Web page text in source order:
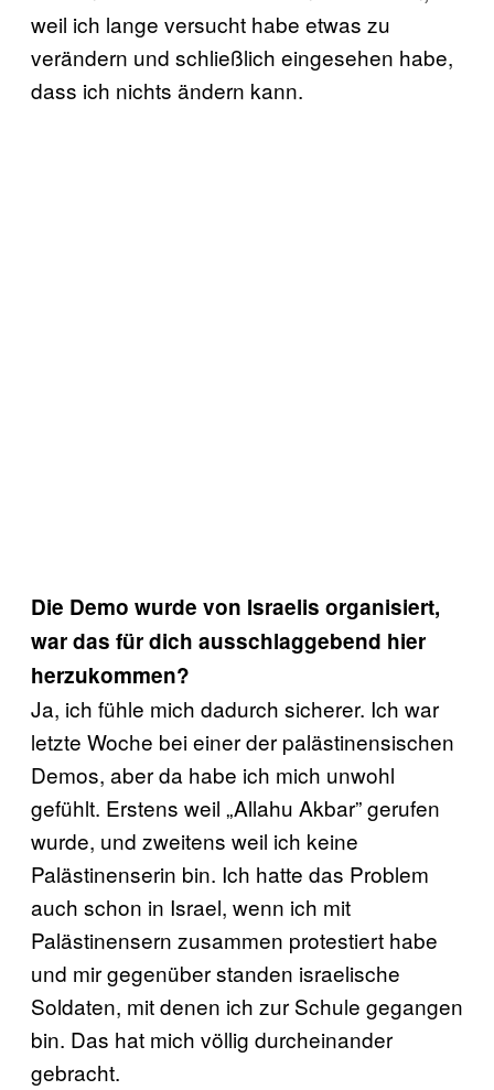
weil ich lange versucht habe etwas zu
verändern und schließlich eingesehen habe,
dass ich nichts ändern kann.
Die Demo wurde von Israelis organisiert,
war das für dich ausschlaggebend hier
herzukommen?
Ja, ich fühle mich dadurch sicherer. Ich war
letzte Woche bei einer der palästinensischen
Demos, aber da habe ich mich unwohl
gefühlt. Erstens weil „Allahu Akbar” gerufen
wurde, und zweitens weil ich keine
Palästinenserin bin. Ich hatte das Problem
auch schon in Israel, wenn ich mit
Palästinensern zusammen protestiert habe
und mir gegenüber standen israelische
Soldaten, mit denen ich zur Schule gegangen
bin. Das hat mich völlig durcheinander
gebracht.